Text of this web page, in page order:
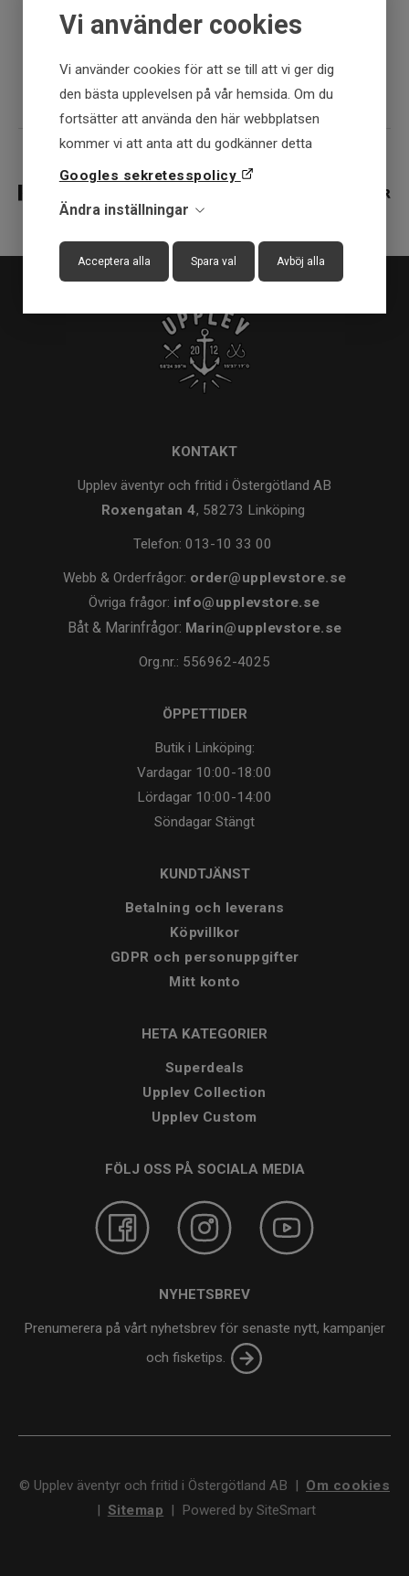
Vi använder cookies
Vi använder cookies för att se till att vi ger dig
den bästa upplevelsen på vår hemsida. Om du
fortsätter att använda den här webbplatsen
kommer vi att anta att du godkänner detta
Googles sekretesspolicy
Ändra inställningar
Acceptera alla Spara val Avböj alla
30 dagar öppet köp
Fysisk butik
KONTAKT
Upplev äventyr och fritid i Östergötland AB
Roxengatan 4, 58273 Linköping
Telefon: 013-10 33 00
Webb & Orderfrågor: order@upplevstore.se
Övriga frågor: info@upplevstore.se
Båt & Marinfrågor: Marin@upplevstore.se
Org.nr.: 556962-4025
ÖPPETTIDER
Butik i Linköping:
Vardagar 10:00-18:00
Lördagar 10:00-14:00
Söndagar Stängt
KUNDTJÄNST
Betalning och leverans
Köpvillkor
GDPR och personuppgifter
Mitt konto
HETA KATEGORIER
Superdeals
Upplev Collection
Upplev Custom
FÖLJ OSS PÅ SOCIALA MEDIA
NYHETSBREV
Prenumerera på vårt nyhetsbrev för senaste nytt, kampanjer
och fisketips.
© Upplev äventyr och fritid i Östergötland AB | Om cookies
| Sitemap | Powered by SiteSmart